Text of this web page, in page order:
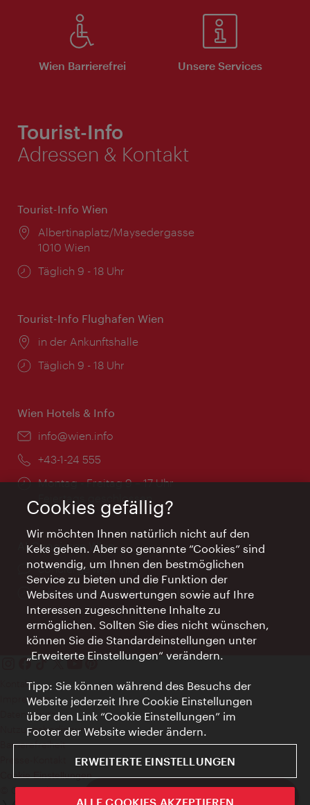
ivie - Die offizielle City Guide App
Wien Barrierefrei Unsere Services
Tourist-Info
Adressen & Kontakt
Tourist-Info Wien
Ort:
Albertinaplatz/Maysedergasse
1010 Wien
Öffnungszeiten:
Täglich 9 - 18 Uhr
Tourist-Info Flughafen Wien
Ort:
in der Ankunftshalle
Öffnungszeiten:
Täglich 9 - 18 Uhr
Wien Hotels & Info
Email:
info@wien.info
Telefon:
+43-1-24 555
Öffnungszeiten:
Montag - Freitag 9 – 17 Uhr
Feiertags geschlossen
AI Concierge Wien
Ort:
concierge.wien.info
Öffnungszeiten:
Informationen rund um die Uhr
Kontakt
Impressum
Datenschutz
Nutzungsbedingungen
Barrierefreiheit
Cookie Einstellungen
© Copyright WienTourismus
Cookies gefällig?
Wir möchten Ihnen natürlich nicht auf den
Keks gehen. Aber so genannte “Cookies” sind
notwendig, um Ihnen den bestmöglichen
Service zu bieten und die Funktion der
Websites und Auswertungen sowie auf Ihre
Interessen zugeschnittene Inhalte zu
ermöglichen. Sollten Sie dies nicht wünschen,
können Sie die Standardeinstellungen unter
„Erweiterte Einstellungen“ verändern.
Tipp: Sie können während des Besuchs der
Website jederzeit Ihre Cookie Einstellungen
über den Link “Cookie Einstellungen” im
Footer der Website wieder ändern.
ERWEITERTE EINSTELLUNGEN
ALLE COOKIES AKZEPTIEREN